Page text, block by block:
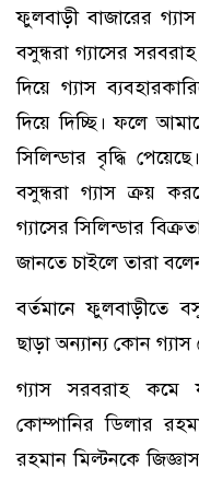
ফুলবাড়ী বাজারের
বসুন্ধরা গ্যাসের
দিয়ে গ্যাস
দিয়ে দিচ্ছি। ফলে
সিলিন্ডার বৃদ্ধি
বসুন্ধরা গ্যাস ক্রয়
গ্যাসের সিলিন্ডার
জানতে চাইলে তারা
বর্তমানে ফুলবাড়ীতে
ছাড়া অন্যান্য কোন
গ্যাস সরবরাহ কমে
কোম্পানির ডিলার
রহমান মিল্টনকে